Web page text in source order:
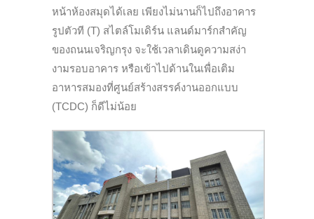
หน้าห้องสมุดได้เลย เพียงไม่นานก็ไปถึงอาคาร
รูปตัวที (T) สไตล์โมเดิร์น แลนด์มาร์กสำคัญ
ของถนนเจริญกรุง จะใช้เวลาเดินดูความสง่า
งามรอบอาคาร หรือเข้าไปด้านในเพื่อเติม
อาหารสมองที่ศูนย์สร้างสรรค์งานออกแบบ
(TCDC) ก็ดีไม่น้อย